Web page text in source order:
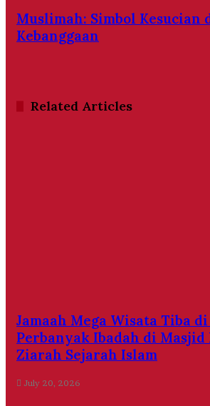
Muslimah: Simbol Kesucian
Kebanggaan
Related Articles
Jamaah Mega Wisata Tiba
Perbanyak Ibadah di Masjid
Ziarah Sejarah Islam
July 20, 2026